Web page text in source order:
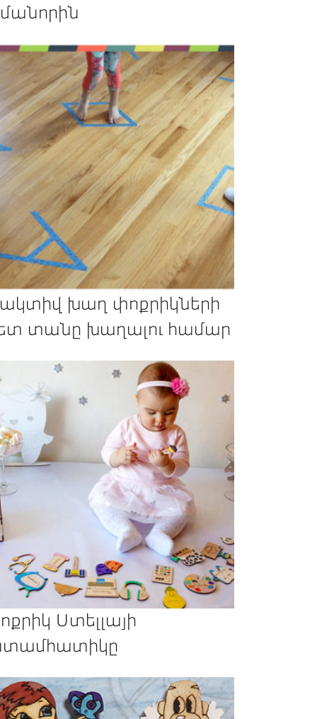
ակտիվ խաղ փոքրիկների
տանը խաղալու համար
Ստելլայի